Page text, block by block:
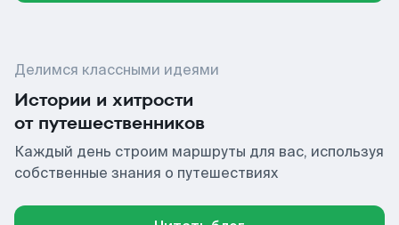
Делимся классными идеями
Истории и хитрости
от путешественников
Каждый день строим маршруты для вас, используя
собственные знания о путешествиях